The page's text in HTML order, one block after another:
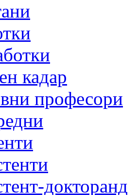
кадар
професори
докторанд